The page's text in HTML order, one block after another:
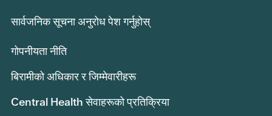
सार्वजनिक सूचना अनुरोध पेश गर्नुहोस्
गोपनीयता नीति
बिरामीको अधिकार र जिम्मेवारीहरू
Central Health सेवाहरूको प्रतिक्रिया